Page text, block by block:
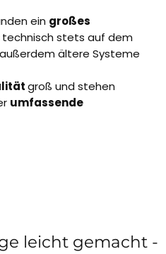
ein großes
technisch stets auf dem
ältere Systeme
groß und stehen
umfassende
leicht gemacht -